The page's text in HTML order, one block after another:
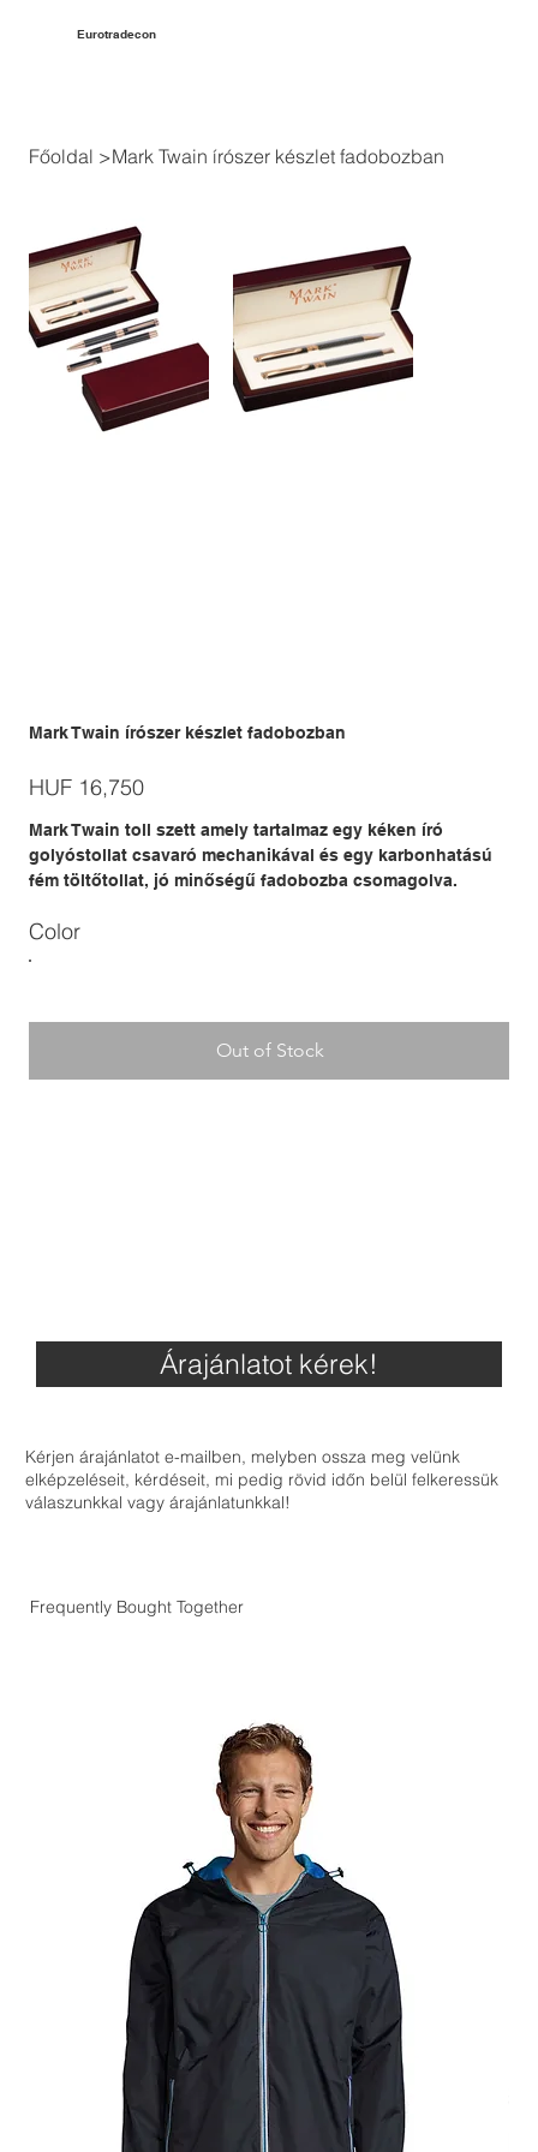
Eurotradecon
Főoldal >Mark Twain írószer készlet fadobozban
Mark Twain írószer készlet fadobozban
Price
HUF 16,750
Mark Twain toll szett amely tartalmaz egy kéken író
golyóstollat csavaró mechanikával és egy karbonhatású
fém töltőtollat, jó minőségű fadobozba csomagolva.
Color
Out of Stock
Árajánlatot kérek!
Kérjen árajánlatot e-mailben, melyben ossza meg velünk
elképzeléseit, kérdéseit, mi pedig rövid időn belül felkeressük
válaszunkkal vagy árajánlatunkkal!
Frequently Bought Together